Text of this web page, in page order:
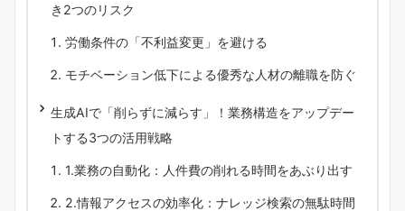
き2つのリスク
労働条件の「不利益変更」を避ける
モチベーション低下による優秀な人材の離職を防ぐ
生成AIで「削らずに減らす」！業務構造をアップデー
トする3つの活用戦略
1.業務の自動化：人件費の削れる時間をあぶり出す
2.情報アクセスの効率化：ナレッジ検索の無駄時間